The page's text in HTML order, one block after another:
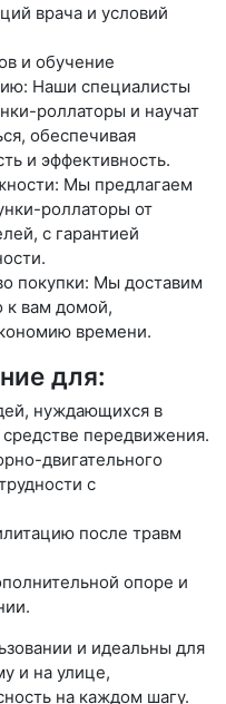
врача и условий
и обучение
Наши специалисты
роллаторы и научат
обеспечивая
и эффективность.
Мы предлагаем
роллаторы от
с гарантией
покупки: Мы доставим
к вам домой,
времени.
для:
нуждающихся в
передвижения.
двигательного
с
после травм
опоре и
и идеальны для
и на улице,
на каждом шагу.